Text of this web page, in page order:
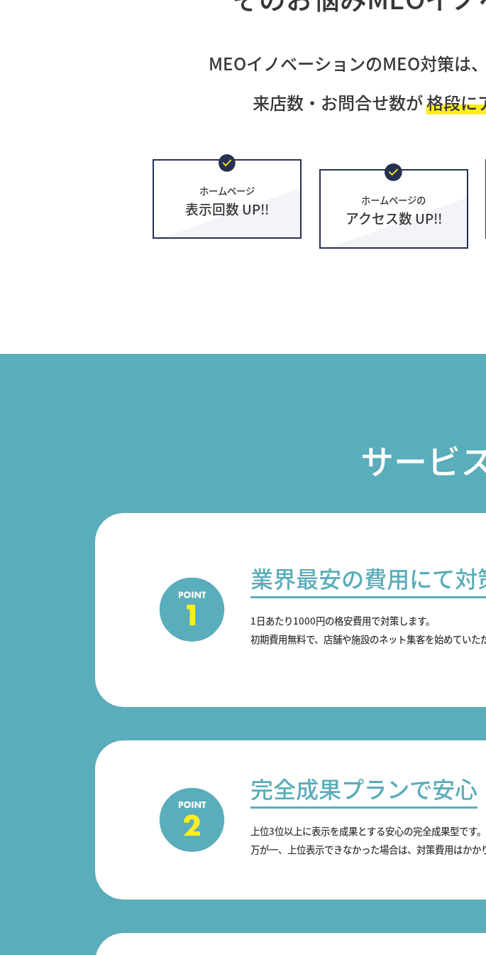
MEOイノベーションのMEO対策は、
来店数・お問合せ数が格段に
ホームページ
表示回数 UP!! ホームページの
アクセス数 UP!!
サービ
業界最安の費用にて対
1日あたり1000円の格安費用で対策します。
初期費用無料で、店舗や施設のネット集客を始めていた
完全成果プランで安心
上位3位以上に表示を成果とする安心の完全成果型です。
万が一、上位表示できなかった場合は、対策費用はかか